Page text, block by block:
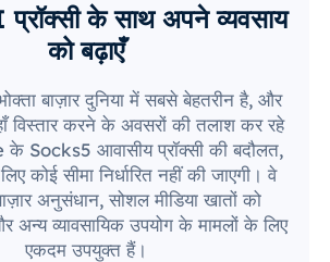
के साथ अपने व्यवसाय
को बढ़ाएँ
बाज़ार दुनिया में सबसे बेहतरीन है, और
विस्तार करने के अवसरों की तलाश कर रहे
Socks5 आवासीय प्रॉक्सी की बदौलत,
कोई सीमा निर्धारित नहीं की जाएगी। वे
अनुसंधान, सोशल मीडिया खातों को
अन्य व्यावसायिक उपयोग के मामलों के लिए
एकदम उपयुक्त हैं।